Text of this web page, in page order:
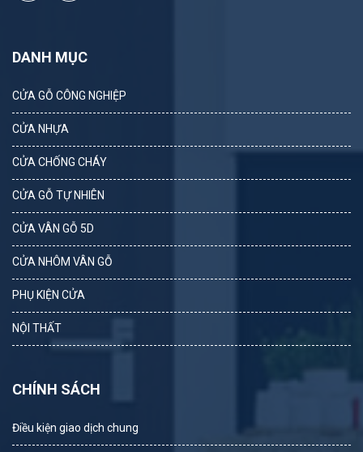
DANH MỤC
CỬA GỖ CÔNG NGHIỆP
CỬA NHỰA
CỬA CHỐNG CHÁY
CỬA GỖ TỰ NHIÊN
CỬA VÂN GỖ 5D
CỬA NHÔM VÂN GỖ
PHỤ KIỆN CỬA
NỘI THẤT
CHÍNH SÁCH
Điều kiện giao dịch chung